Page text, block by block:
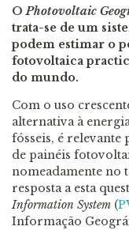
OPhotovoltaic
trata-se de um
podem estimar o
fotovoltaica
do mundo.
Com o uso
alternativa à
fósseis, é relevante
de painéis
nomeadamente no
resposta a esta
Information System (
Informação